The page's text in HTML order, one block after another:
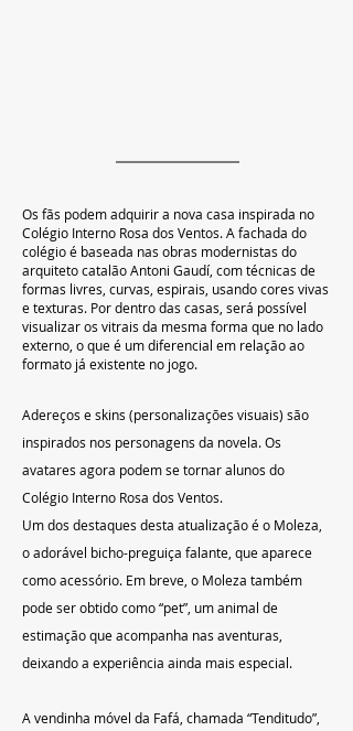
Os fãs podem adquirir a nova casa inspirada no
Colégio Interno Rosa dos Ventos. A fachada do
colégio é baseada nas obras modernistas do
arquiteto catalão Antoni Gaudí, com técnicas de
formas livres, curvas, espirais, usando cores vivas
e texturas. Por dentro das casas, será possível
visualizar os vitrais da mesma forma que no lado
externo, o que é um diferencial em relação ao
formato já existente no jogo.
Adereços e skins (personalizações visuais) são
inspirados nos personagens da novela. Os
avatares agora podem se tornar alunos do
Colégio Interno Rosa dos Ventos.
Um dos destaques desta atualização é o Moleza,
o adorável bicho-preguiça falante, que aparece
como acessório. Em breve, o Moleza também
pode ser obtido como “pet”, um animal de
estimação que acompanha nas aventuras,
deixando a experiência ainda mais especial.
A vendinha móvel da Fafá, chamada “Tenditudo”,